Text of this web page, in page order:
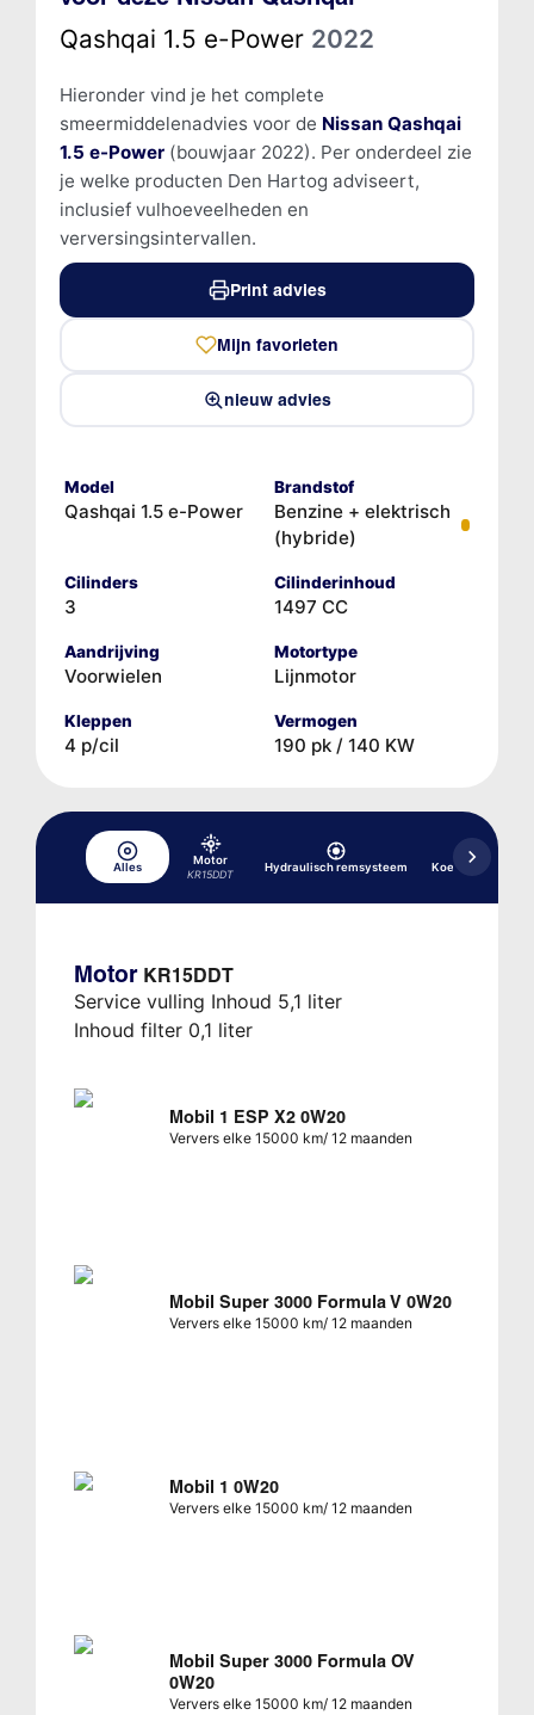
Qashqai 1.5 e-Power 2022
Hieronder vind je het complete
smeermiddelenadvies voor de Nissan Qashqai
1.5 e-Power(bouwjaar 2022). Per onderdeel zie
je welke producten Den Hartog adviseert,
inclusief vulhoeveelheden en
verversingsintervallen.
Print advies
Mijn favorieten
nieuw advies
Model
Qashqai 1.5 e-Power
Brandstof
Benzine + elektrisch
(hybride)
Cilinders
3
Cilinderinhoud
1497 CC
Aandrijving
Voorwielen
Motortype
Lijnmotor
Kleppen
4 p/cil
Vermogen
190 pk / 140 KW
Alles
Motor
KR15DDT
Hydraulisch remsysteem Koelsysteem
Motor KR15DDT
Service vulling Inhoud 5,1 liter
Inhoud filter 0,1 liter
Mobil 1 ESP X2 0W20
Ververs elke 15000 km/ 12 maanden
Mobil Super 3000 Formula V 0W20
Ververs elke 15000 km/ 12 maanden
Mobil 1 0W20
Ververs elke 15000 km/ 12 maanden
Mobil Super 3000 Formula OV
0W20
Ververs elke 15000 km/ 12 maanden